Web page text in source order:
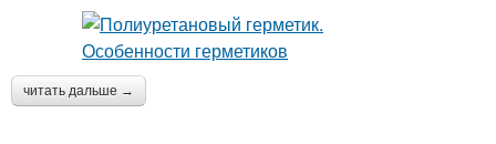
читать дальше →